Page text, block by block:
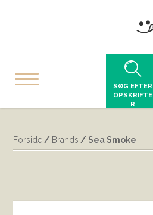
SØG EFTER
OPSKRIFTE
R
Forside / Brands / Sea Smoke